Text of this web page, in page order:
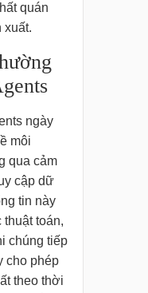
quán
xuất.
ngày
môi
qua cảm
cập dữ
tin này
thuật toán,
chúng tiếp
cho phép
theo thời